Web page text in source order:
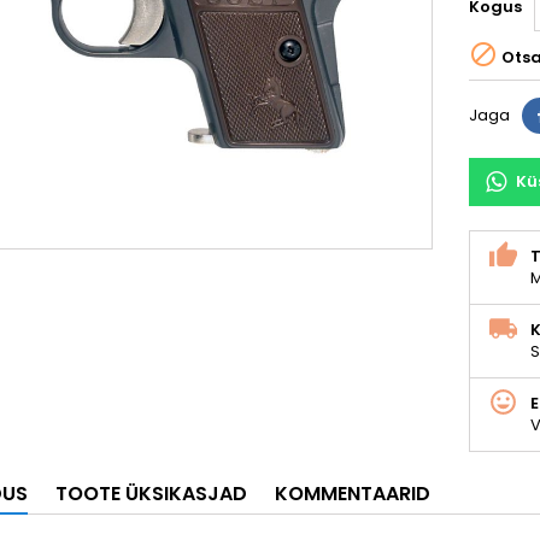
Kogus

Jaga
TOOTE ÜKSIKASJAD KOMMENTAARID